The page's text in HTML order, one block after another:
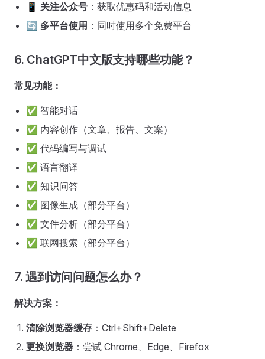
📱 关注公众号 ：获取优惠码和活动信息
🔄 多平台使用 ：同时使用多个免费平台
6. ChatGPT中文版支持哪些功能？
常见功能：
✅ 智能对话
✅ 内容创作（文章、报告、文案）
✅ 代码编写与调试
✅ 语言翻译
✅ 知识问答
✅ 图像生成（部分平台）
✅ 文件分析（部分平台）
✅ 联网搜索（部分平台）
7. 遇到访问问题怎么办？
解决方案：
清除浏览器缓存 ：Ctrl+Shift+Delete
更换浏览器 ：尝试 Chrome、Edge、Firefox